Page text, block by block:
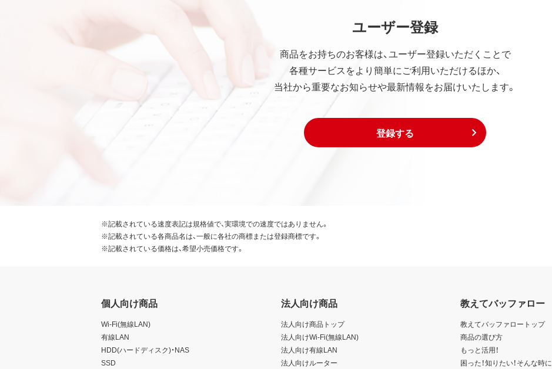
ユーザー登録
商品をお持ちのお客様は、ユーザー登録いただくことで
各種サービスをより簡単にご利用いただけるほか、
当社から重要なお知らせや最新情報をお届けいたします。
登録する
※記載されている速度表記は規格値で、実環境での速度ではありません。
※記載されている各商品名は、一般に各社の商標または登録商標です。
※記載されている価格は、希望小売価格です。
個人向け商品
Wi-Fi(無線LAN)
有線LAN
HDD(ハードディスク)・NAS
SSD
法人向け商品
法人向け商品トップ
法人向けWi-Fi(無線LAN)
法人向け有線LAN
法人向けルーター
教えてバッファロー
教えてバッファロートップ
商品の選び方
もっと活用！
困った！知りたい！そんな時に